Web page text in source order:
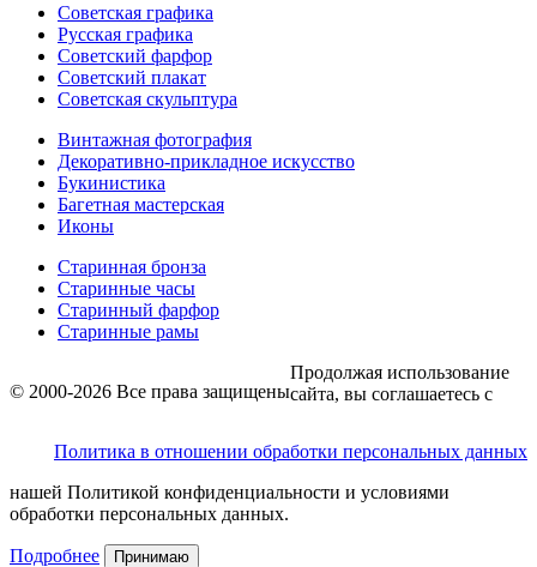
Советская графика
Русская графика
Советский фарфор
Советский плакат
Советская скульптура
Винтажная фотография
Декоративно-прикладное искусство
Букинистика
Багетная мастерская
Иконы
Старинная бронза
Старинные часы
Старинный фарфор
Старинные рамы
© 2000-2026 Все права защищены
Политика в отношении обработки персональных данных
Продолжая использование
сайта, вы соглашаетесь с
нашей Политикой конфиденциальности и условиями
обработки персональных данных.
Подробнее Принимаю